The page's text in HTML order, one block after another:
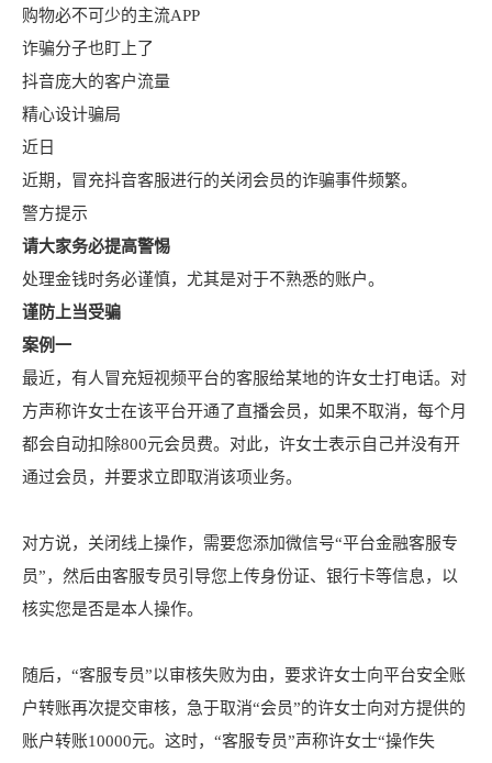
购物必不可少的主流APP
诈骗分子也盯上了
抖音庞大的客户流量
精心设计骗局
近日
近期，冒充抖音客服进行的关闭会员的诈骗事件频繁。
警方提示
请大家务必提高警惕
处理金钱时务必谨慎，尤其是对于不熟悉的账户。
谨防上当受骗
案例一
最近，有人冒充短视频平台的客服给某地的许女士打电话。对
方声称许女士在该平台开通了直播会员，如果不取消，每个月
都会自动扣除800元会员费。对此，许女士表示自己并没有开
通过会员，并要求立即取消该项业务。
对方说，关闭线上操作，需要您添加微信号“平台金融客服专
员”，然后由客服专员引导您上传身份证、银行卡等信息，以
核实您是否是本人操作。
随后，“客服专员”以审核失败为由，要求许女士向平台安全账
户转账再次提交审核，急于取消“会员”的许女士向对方提供的
账户转账10000元。这时，“客服专员”声称许女士“操作失